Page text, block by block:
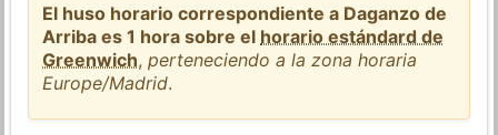
El huso horario correspondiente a Daganzo de
Arriba es 1 hora sobre el horario estándard de
Greenwich,perteneciendo a la zona horaria
Europe/Madrid.